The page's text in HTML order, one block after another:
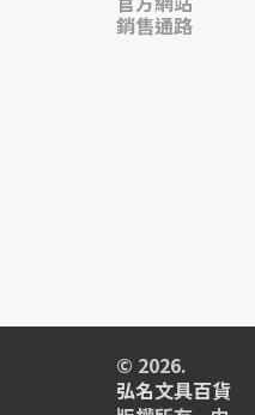
銷售通路
© 2026.
弘名文具百貨